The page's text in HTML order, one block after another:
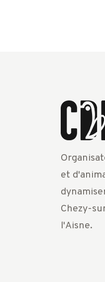
et
Chezy-
l'Aisne.